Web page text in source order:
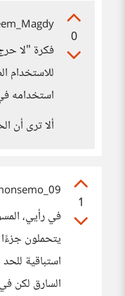
0
فكرة "لا
للاستخدام
استخدامه
ألا ترى أن
1
في رأيي،
يتحملون جزءًا
استباقية
السارق لكن